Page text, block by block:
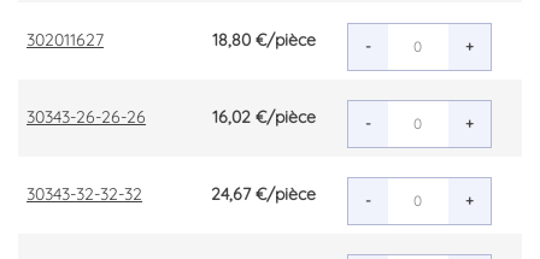
302011627 18,80 €/pièce - +
30343-26-26-26 16,02 €/pièce - +
30343-32-32-32 24,67 €/pièce - +